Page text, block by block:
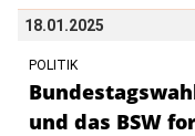
18.01.2025
POLITIK
und das BSW